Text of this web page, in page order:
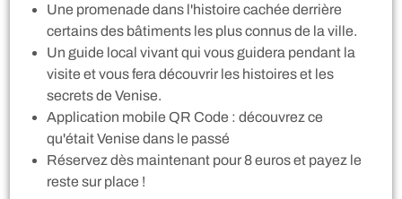
Une promenade dans l'histoire cachée derrière
certains des bâtiments les plus connus de la ville.
Un guide local vivant qui vous guidera pendant la
visite et vous fera découvrir les histoires et les
secrets de Venise.
Application mobile QR Code : découvrez ce
qu'était Venise dans le passé
Réservez dès maintenant pour 8 euros et payez le
reste sur place !